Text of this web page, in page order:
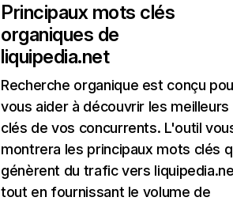
Principaux mots clés
organiques de
liquipedia.net
Recherche organique est conçu
vous aider à découvrir les
clés de vos concurrents. L'outil
montrera les principaux mots clés
génèrent du trafic vers
tout en fournissant le volume de